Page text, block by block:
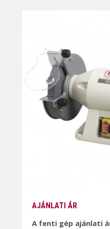
AJÁNLATI ÁR
A fenti gép ajánlati